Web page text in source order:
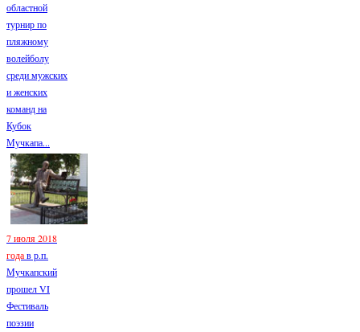
областной
турнир по
пляжному
волейболу
среди мужских
и женских
команд на
Кубок
Мучкапа...
7 июля 2018
годав р.п.
Мучкапский
прошел VI
Фестиваль
поэзии